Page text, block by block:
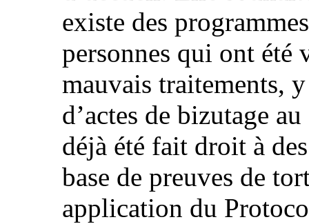
existe des
personnes qui ont été
mauvais traitements,
d’actes de bizutage
déjà été fait droit à
base de preuves de
application du